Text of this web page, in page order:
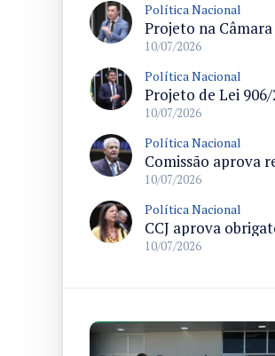
Política Nacional
10/07/2026
Política Nacional
10/07/2026
Política Nacional
10/07/2026
Política Nacional
10/07/2026